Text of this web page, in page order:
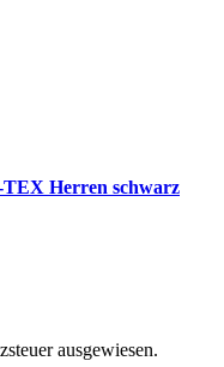
Herren schwarz
ausgewiesen.